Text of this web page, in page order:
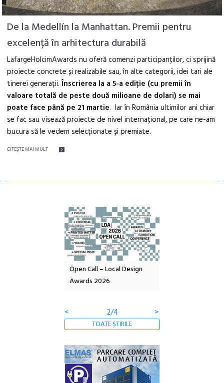
De la Medellín la Manhattan. Premii pentru
excelență în arhitectura durabilă
LafargeHolcimAwards nu oferă comenzi participanților, ci sprijină
proiecte concrete și realizabile sau, în alte categorii, idei tari ale
tinerei generații.Înscrierea la a 5-a ediție (cu premii în
valoare totală de peste două milioane de dolari) se mai
poate face până pe 21 martie. Iar în România ultimilor ani chiar
se fac sau visează proiecte de nivel internațional, pe care ne-am
bucura să le vedem selecționate și premiate.
CITEŞTE MAI MULT
Open Call – Local Design
Awards 2026
<
2/4 >
TOATE ȘTIRILE